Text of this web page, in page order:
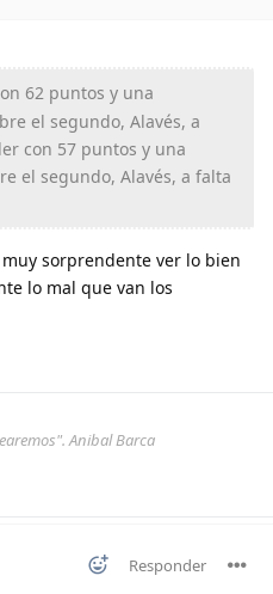
62 puntos y una
el segundo, Alavés, a
con 57 puntos y una
el segundo, Alavés, a falta
sorprendente ver lo bien
lo mal que van los
Anibal Barca
Responder